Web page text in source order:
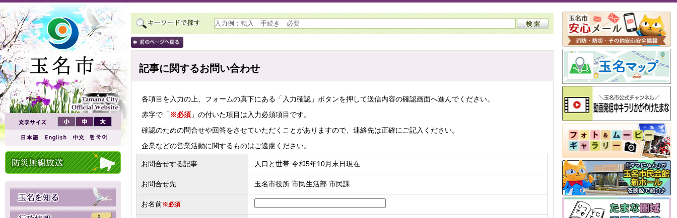
記事に関するお問い合わせ
各項目を入力の上、フォームの真下にある「入力確認」ボタンを押して送信内容の確認画面へ進んでください。
赤字で「 ※必須 」の付いた項目は入力必須項目です。
確認のための問合せや回答をさせていただくことがありますので、連絡先は正確にご記入ください。
企業などの営業活動に関するものはご遠慮ください。
お問合せする記事 人口と世帯 令和5年10月末日現在
お問合せ先 玉名市役所 市民生活部 市民課
お名前※必須